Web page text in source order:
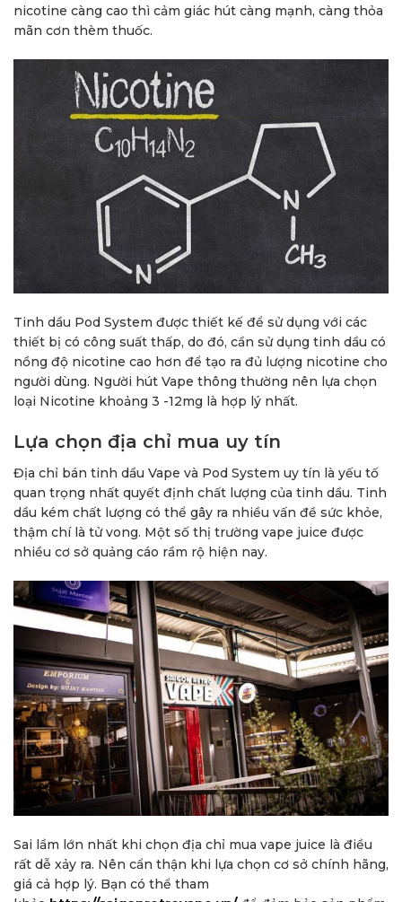
nicotine càng cao thì cảm giác hút càng mạnh, càng thỏa
mãn cơn thèm thuốc.
Tinh dầu Pod System được thiết kế để sử dụng với các
thiết bị có công suất thấp, do đó, cần sử dụng tinh dầu có
nồng độ nicotine cao hơn để tạo ra đủ lượng nicotine cho
người dùng. Người hút Vape thông thường nên lựa chọn
loại Nicotine khoảng 3 -12mg là hợp lý nhất.
Lựa chọn địa chỉ mua uy tín
Địa chỉ bán tinh dầu Vape và Pod System uy tín là yếu tố
quan trọng nhất quyết định chất lượng của tinh dầu. Tinh
dầu kém chất lượng có thể gây ra nhiều vấn đề sức khỏe,
thậm chí là tử vong. Một số thị trường vape juice được
nhiều cơ sở quảng cáo rầm rộ hiện nay.
Sai lầm lớn nhất khi chọn địa chỉ mua vape juice là điều
rất dễ xảy ra. Nên cẩn thận khi lựa chọn cơ sở chính hãng,
giá cả hợp lý. Bạn có thể tham